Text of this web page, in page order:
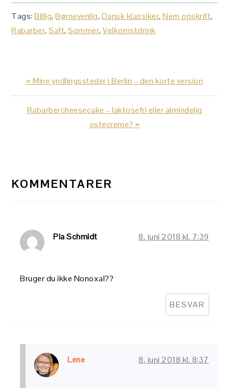
Tags:Billig,Børnevenlig, Dansk klassiker,Nem opskrift,
Rabarber,Saft,Sommer,Velkomstdrink
Previous
Post:
« Mine yndlingssteder i Berlin – den korte version
Next
Rabarbercheesecake – laktosefri eller almindelig
ostecreme? »
KOMMENTARER
Pia Schmidt 8. juni 2018 kl. 7:39
Bruger du ikke Nonoxal??
BESVAR
Lene 8. juni 2018 kl. 8:37